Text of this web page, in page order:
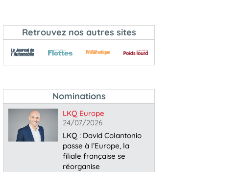
Retrouvez nos autres sites
Nominations
LKQ Europe
24/07/2026
LKQ : David Colantonio
passe à l’Europe, la
filiale française se
réorganise